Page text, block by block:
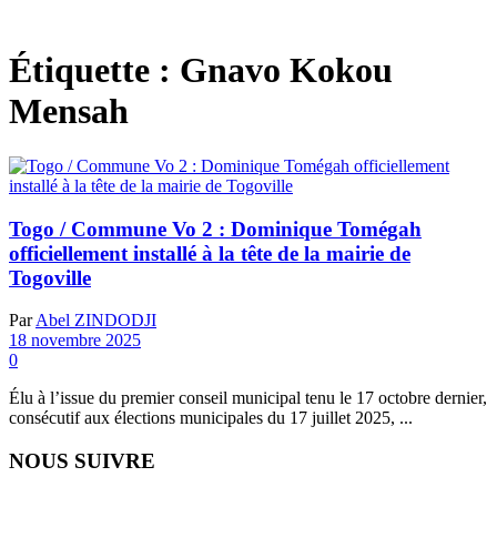
Étiquette : Gnavo Kokou
Mensah
Togo / Commune Vo 2 : Dominique Tomégah
officiellement installé à la tête de la mairie de
Togoville
Par Abel ZINDODJI
18 novembre 2025
0
Élu à l’issue du premier conseil municipal tenu le 17 octobre dernier,
consécutif aux élections municipales du 17 juillet 2025, ...
NOUS SUIVRE